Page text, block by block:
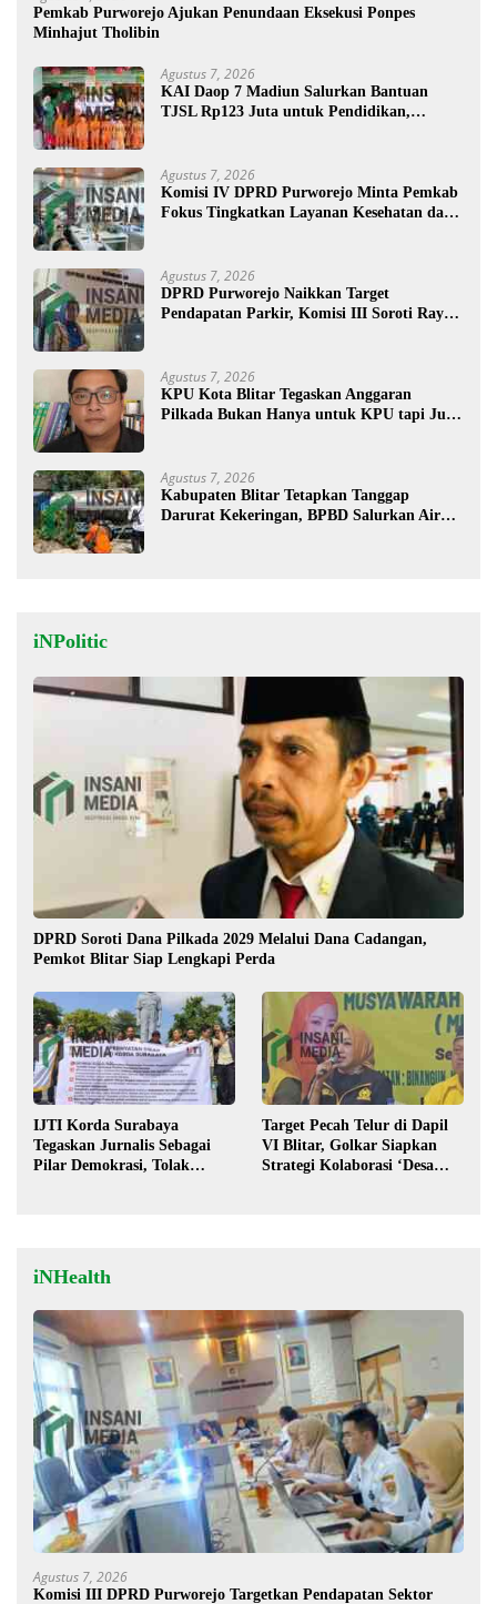
Pemkab Purworejo Ajukan Penundaan Eksekusi Ponpes
Minhajut Tholibin
Agustus 7, 2026
KAI Daop 7 Madiun Salurkan Bantuan
TJSL Rp123 Juta untuk Pendidikan,
Agustus 7, 2026
Komisi IV DPRD Purworejo Minta Pemkab
Fokus Tingkatkan Layanan Kesehatan dan
Agustus 7, 2026
DPRD Purworejo Naikkan Target
Pendapatan Parkir, Komisi III Soroti Rayon
Agustus 7, 2026
KPU Kota Blitar Tegaskan Anggaran
Pilkada Bukan Hanya untuk KPU tapi Juga
Agustus 7, 2026
Kabupaten Blitar Tetapkan Tanggap
Darurat Kekeringan, BPBD Salurkan Air
iNPolitic
DPRD Soroti Dana Pilkada 2029 Melalui Dana Cadangan,
Pemkot Blitar Siap Lengkapi Perda
IJTI Korda Surabaya
Tegaskan Jurnalis Sebagai
Pilar Demokrasi, Tolak
Target Pecah Telur di Dapil
VI Blitar, Golkar Siapkan
Strategi Kolaborasi ‘Desa
iNHealth
Agustus 7, 2026
Komisi III DPRD Purworejo Targetkan Pendapatan Sektor